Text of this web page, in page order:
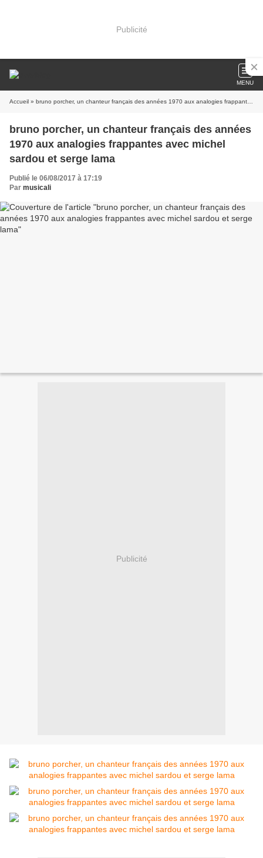
Publicité
MENU
Accueil » bruno porcher, un chanteur français des années 1970 aux analogies frappantes avec michel sardou et serge lama
bruno porcher, un chanteur français des années
1970 aux analogies frappantes avec michel
sardou et serge lama
Publié le 06/08/2017 à 17:19
Par musicali
Publicité